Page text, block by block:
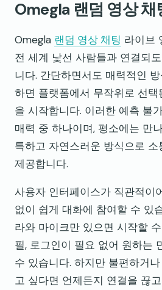
Omegla 랜덤 영상 채
Omegla 랜덤 영상 채팅 라이브
전 세계 낯선 사람들과 연결되
니다. 간단하면서도 매력적인
하면 플랫폼에서 무작위로 선
을 시작합니다. 이러한 예측 불
매력 중 하나이며, 평소에는 만
특하고 자연스러운 방식으로
제공합니다.
사용자 인터페이스가 직관적이
없이 쉽게 대화에 참여할 수 있
라와 마이크만 있으면 시작할
필, 로그인이 필요 없어 원하는
수 있습니다. 하지만 불편하거
고 싶다면 언제든지 연결을 끊